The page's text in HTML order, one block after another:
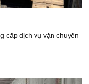
cấp dịch vụ vận chuyển